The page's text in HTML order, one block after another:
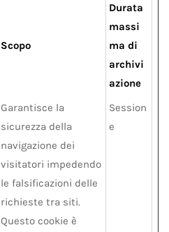
Scopo
Durata
massi
ma di
archivi
azione
Garantisce la
sicurezza della
navigazione dei
visitatori impedendo
le falsificazioni delle
richieste tra siti.
Questo cookie è
Session
e